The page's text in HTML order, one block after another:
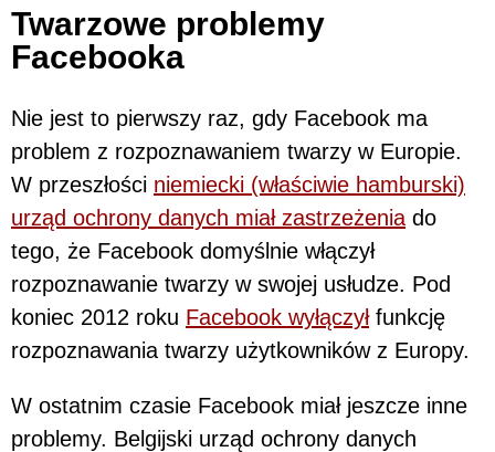
Twarzowe problemy
Facebooka
Nie jest to pierwszy raz, gdy Facebook ma
problem z rozpoznawaniem twarzy w Europie.
W przeszłości niemiecki (właściwie hamburski)
urząd ochrony danych miał zastrzeżenia do
tego, że Facebook domyślnie włączył
rozpoznawanie twarzy w swojej usłudze. Pod
koniec 2012 roku Facebook wyłączyłfunkcję
rozpoznawania twarzy użytkowników z Europy.
W ostatnim czasie Facebook miał jeszcze inne
problemy. Belgijski urząd ochrony danych